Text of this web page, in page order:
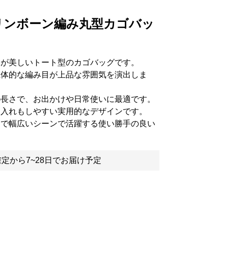
ボーン編み丸型カゴバッ
美しいトート型のカゴバッグです。
的な編み目が上品な雰囲気を演出しま
さで、お出かけや日常使いに最適です。
れもしやすい実用的なデザインです。
幅広いシーンで活躍する使い勝手の良い
定から7~28日でお届け予定